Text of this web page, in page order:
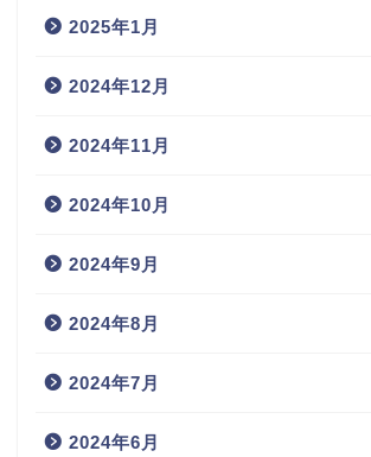
2025年1月
2024年12月
2024年11月
2024年10月
2024年9月
2024年8月
2024年7月
2024年6月